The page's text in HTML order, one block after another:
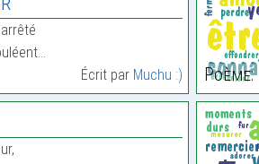
Écrit par Muchu :) Poème: